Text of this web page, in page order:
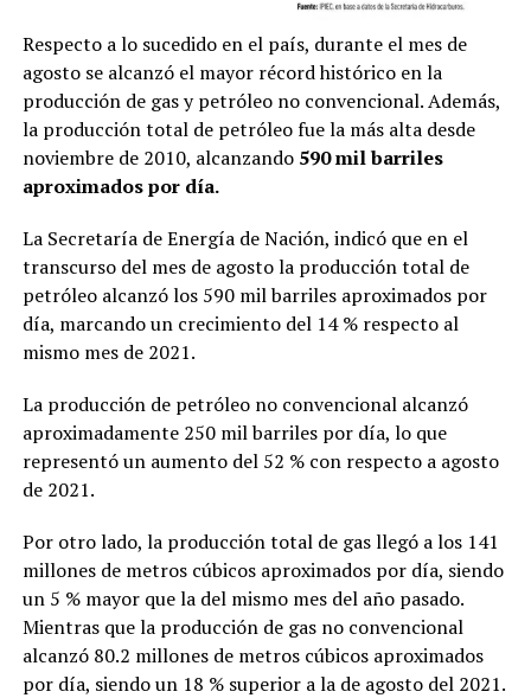
Respecto a lo sucedido en el país, durante el mes de
agosto se alcanzó el mayor récord histórico en la
producción de gas y petróleo no convencional. Además,
la producción total de petróleo fue la más alta desde
noviembre de 2010, alcanzando590 mil barriles
aproximados por día.
La Secretaría de Energía de Nación, indicó que en el
transcurso del mes de agosto la producción total de
petróleo alcanzó los 590 mil barriles aproximados por
día, marcando un crecimiento del 14 % respecto al
mismo mes de 2021.
La producción de petróleo no convencional alcanzó
aproximadamente 250 mil barriles por día, lo que
representó un aumento del 52 % con respecto a agosto
de 2021.
Por otro lado, la producción total de gas llegó a los 141
millones de metros cúbicos aproximados por día, siendo
un 5 % mayor que la del mismo mes del año pasado.
Mientras que la producción de gas no convencional
alcanzó 80.2 millones de metros cúbicos aproximados
por día, siendo un 18 % superior a la de agosto del 2021.